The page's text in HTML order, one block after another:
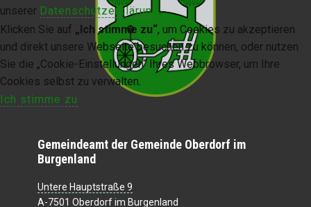
Datenschutzerklärung
Gemeindeamt der Gemeinde Oberdorf im
Burgenland
Untere Hauptstraße 9
A-7501 Oberdorf im Burgenland
unserer Datenschutzerklärung.
Klicken Sie auf „Ich stimme zu“, um Cookies zu akzeptieren
und direkt unsere Webseite besuchen zu können, oder nutzen
Sie die „Cookie-Einstellungen“ Ihres Webbrowser, um Ihre
Cookies selbst zu verwalten.
Ich stimme zu